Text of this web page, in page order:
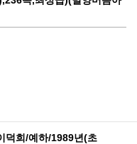
덕희/예하/1989년(초